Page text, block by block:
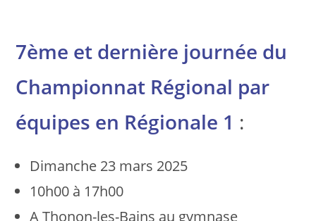
7ème et dernière journée du
Championnat Régional par
équipes en Régionale 1 :
Dimanche 23 mars 2025
10h00 à 17h00
A Thonon-les-Bains au gymnase